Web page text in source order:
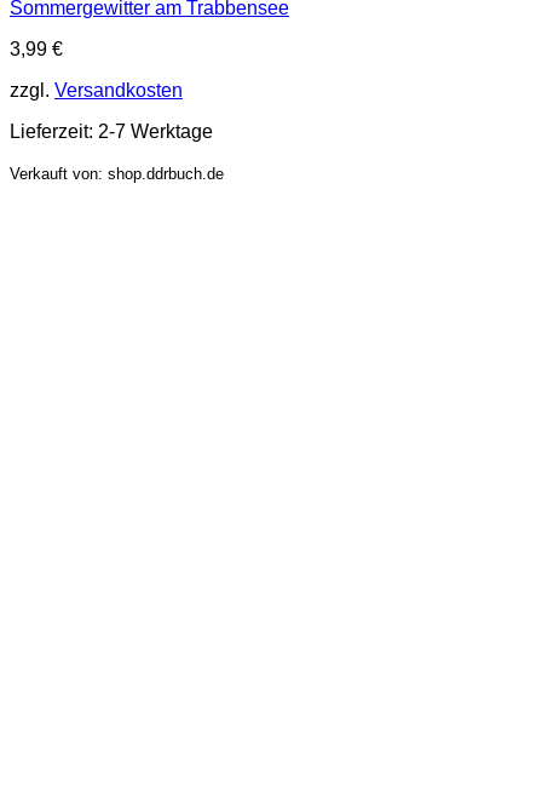
Sommergewitter am Trabbensee
3,99 €
zzgl. Versandkosten
Lieferzeit: 2-7 Werktage
Verkauft von: shop.ddrbuch.de